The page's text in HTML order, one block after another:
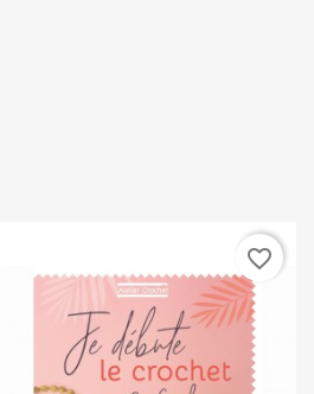
favorite_border